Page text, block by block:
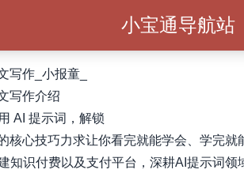
小宝通导航站
写作_小报童_
写作介绍
AI 提示词，解锁
核心技巧力求让你看完就能学会、学完就
知识付费以及支付平台，深耕AI提示词领